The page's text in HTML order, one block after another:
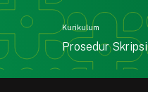
Kurikulum
Prosedur Skripsi